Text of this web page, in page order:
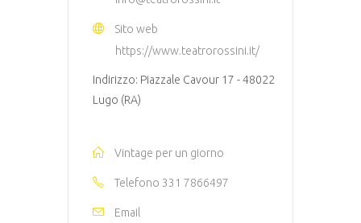
Sito web
https://www.teatrorossini.it/
Indirizzo: Piazzale Cavour 17 - 48022
Lugo (RA)
Vintage per un giorno
Telefono 331 7866497
Email